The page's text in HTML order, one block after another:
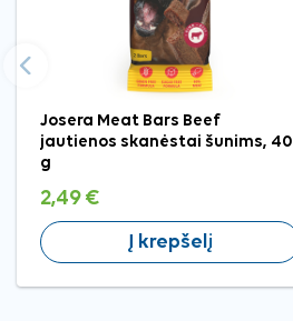
Josera Meat Bars Beef
jautienos skanėstai šunims, 40
g
2,49 €
Į krepšelį
Ankstesnis